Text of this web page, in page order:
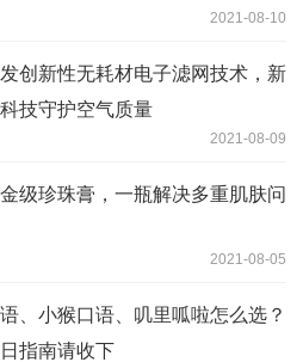
2021-08-10
创新性无耗材电子滤网技术，新
技守护空气质量
2021-08-09
级珍珠膏，一瓶解决多重肌肤问
2021-08-05
、小猴口语、叽里呱啦怎么选？
指南请收下